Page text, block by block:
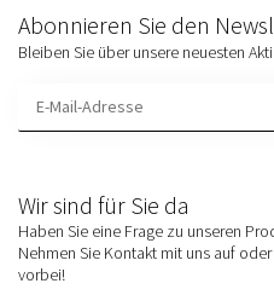
Wir sind für Sie da
Haben Sie eine Frage zu unseren
Nehmen Sie Kontakt mit uns auf
vorbei!
Abonnieren Sie den
Bleiben Sie über unsere neuesten